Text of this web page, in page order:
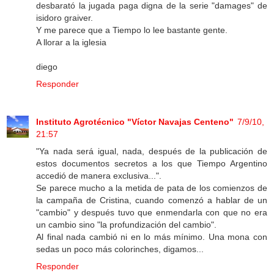
desbarató la jugada paga digna de la serie "damages" de
isidoro graiver.
Y me parece que a Tiempo lo lee bastante gente.
A llorar a la iglesia
diego
Responder
Instituto Agrotécnico "Víctor Navajas Centeno" 7/9/10,
21:57
"Ya nada será igual, nada, después de la publicación de
estos documentos secretos a los que Tiempo Argentino
accedió de manera exclusiva...".
Se parece mucho a la metida de pata de los comienzos de
la campaña de Cristina, cuando comenzó a hablar de un
"cambio" y después tuvo que enmendarla con que no era
un cambio sino "la profundización del cambio".
Al final nada cambió ni en lo más mínimo. Una mona con
sedas un poco más colorinches, digamos...
Responder